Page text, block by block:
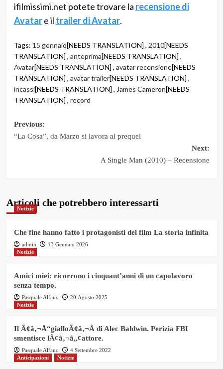
ifilmissimi.net potete trovare la recensione di
Avatar e il trailer di Avatar.
Tags: 15 gennaio[NEEDS TRANSLATION] , 2010[NEEDS
TRANSLATION] , anteprima[NEEDS TRANSLATION] ,
Avatar[NEEDS TRANSLATION] , avatar recensione[NEEDS
TRANSLATION] , avatar trailer[NEEDS TRANSLATION] ,
incassi[NEEDS TRANSLATION] , James Cameron[NEEDS
TRANSLATION] , record
Post
Previous:
“La Cosa”, da Marzo si lavora al prequel
Next:
A Single Man (2010) – Recensione
Articoli che potrebbero interessarti
Notizie
Che fine hanno fatto i protagonisti del film La storia infinita
admin
13 Gennaio 2026
Notizie
Amici miei: ricorrono i cinquant’anni di un capolavoro
senza tempo.
Pasquale Alfano
20 Agosto 2025
Notizie
Il Ã¢â‚¬Å“gialloÃ¢â‚¬Â di Alec Baldwin. Perizia FBI
smentisce lÃ¢â‚¬â„¢attore.
Pasquale Alfano
4 Settembre 2022
Anticipazioni
Notizie